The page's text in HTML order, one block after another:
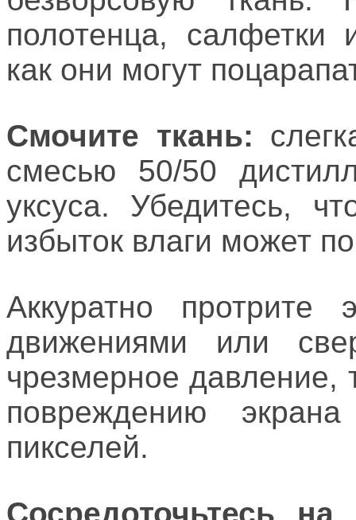
полотенца, салфетки
как они могут
Смочите ткань:
смесью 50/50
уксуса. Убедитесь,
избыток влаги может
Аккуратно протрите
движениями или
чрезмерное давление,
повреждению
пикселей.